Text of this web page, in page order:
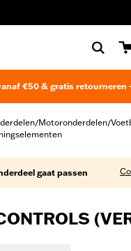
€50 & gratis retourneren -
/Motoronderdelen/
gaat passen